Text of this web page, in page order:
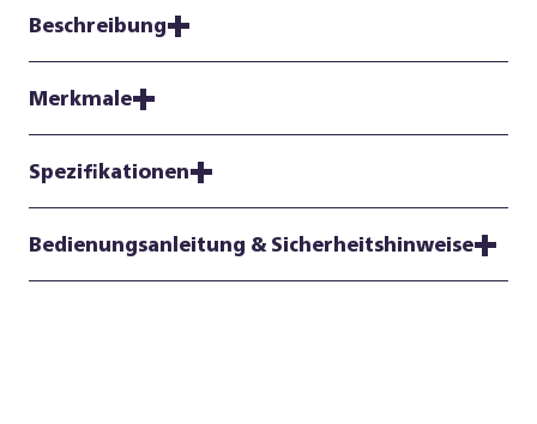
Beschreibung
Merkmale
Spezifikationen
Bedienungsanleitung & Sicherheitshinweise